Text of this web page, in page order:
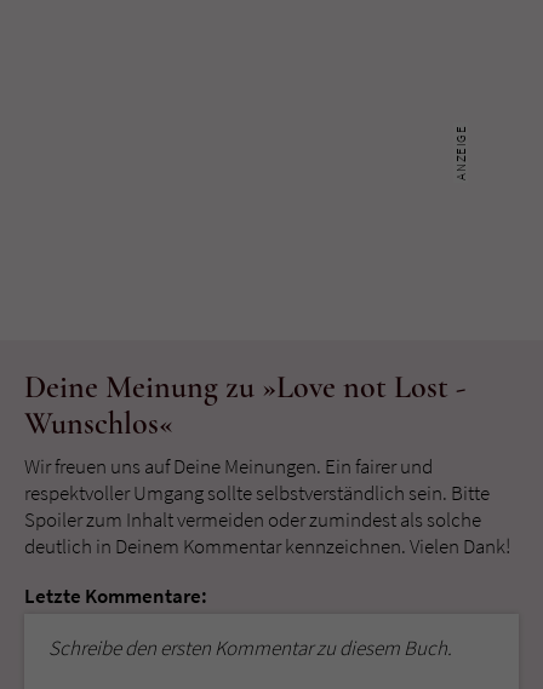
Deine Meinung zu »Love not Lost -
Wunschlos«
Wir freuen uns auf Deine Meinungen. Ein fairer und
respektvoller Umgang sollte selbstverständlich sein. Bitte
Spoiler zum Inhalt vermeiden oder zumindest als solche
deutlich in Deinem Kommentar kennzeichnen. Vielen Dank!
Letzte Kommentare:
Schreibe den ersten Kommentar zu diesem Buch.